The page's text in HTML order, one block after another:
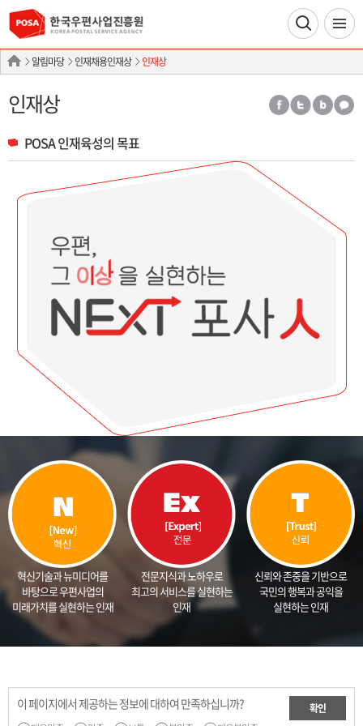
알림마당 인재채용인재상 인재상
인재상
POSA 인재육성의 목표
혁신기술과 뉴미디어를
바탕으로 우편사업의
미래가치를 실현하는 인재
전문지식과 노하우로
최고의 서비스를 실현하는
인재
신뢰와 존중을 기반으로
국민의 행복과 공익을
실현하는 인재
이 페이지에서 제공하는 정보에 대하여 만족하십니까? 확인